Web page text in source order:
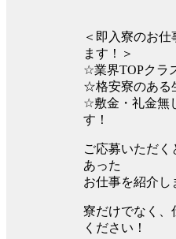
＜即入寮のお
ます！＞
☆業界TOPクラ
☆格安寮のある
☆敷金・礼金無
す！
ご応募いただく
あった
お仕事を紹介し
寮だけでなく、
ください！